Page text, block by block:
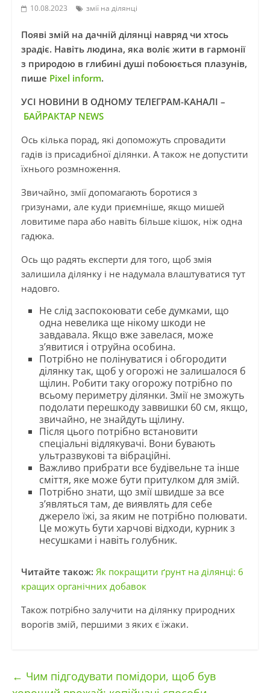
10.08.2023 змії на ділянці
Появі змій на дачній ділянці навряд чи хтось
зрадіє. Навіть людина, яка воліє жити в гармонії
з природою в глибині душі побоюється плазунів,
пише Pixel inform.
УСІ НОВИНИ В ОДНОМУ ТЕЛЕГРАМ-КАНАЛІ –
БАЙРАКТАР NEWS
Ось кілька порад, які допоможуть спровадити
гадів із присадибної ділянки. А також не допустити
їхнього розмноження.
Звичайно, змії допомагають боротися з
гризунами, але куди приємніше, якщо мишей
ловитиме пара або навіть більше кішок, ніж одна
гадюка.
Ось що радять експерти для того, щоб змія
залишила ділянку і не надумала влаштуватися тут
надовго.
Не слід заспокоювати себе думками, що
одна невелика ще нікому шкоди не
завдавала. Якщо вже завелася, може
з’явитися і отруйна особина.
Потрібно не полінуватися і обгородити
ділянку так, щоб у огорожі не залишалося б
щілин. Робити таку огорожу потрібно по
всьому периметру ділянки. Змії не зможуть
подолати перешкоду заввишки 60 см, якщо,
звичайно, не знайдуть щілину.
Після цього потрібно встановити
спеціальні відлякувачі. Вони бувають
ультразвукові та вібраційні.
Важливо прибрати все будівельне та інше
сміття, яке може бути притулком для змій.
Потрібно знати, що змії швидше за все
з’являться там, де виявлять для себе
джерело їжі, за яким не потрібно полювати.
Це можуть бути харчові відходи, курник з
несушками і навіть голубник.
Читайте також: Як покращити ґрунт на ділянці: 6
кращих органічних добавок
Також потрібно залучити на ділянку природних
ворогів змій, першими з яких є їжаки.
← Чим підгодувати помідори, щоб був